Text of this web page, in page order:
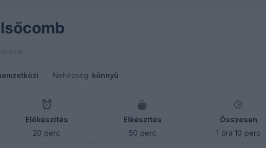
Nehézség: könnyű
Előkészítés
20 perc
Elkészítés
50 perc
Összesen
1 óra10 perc